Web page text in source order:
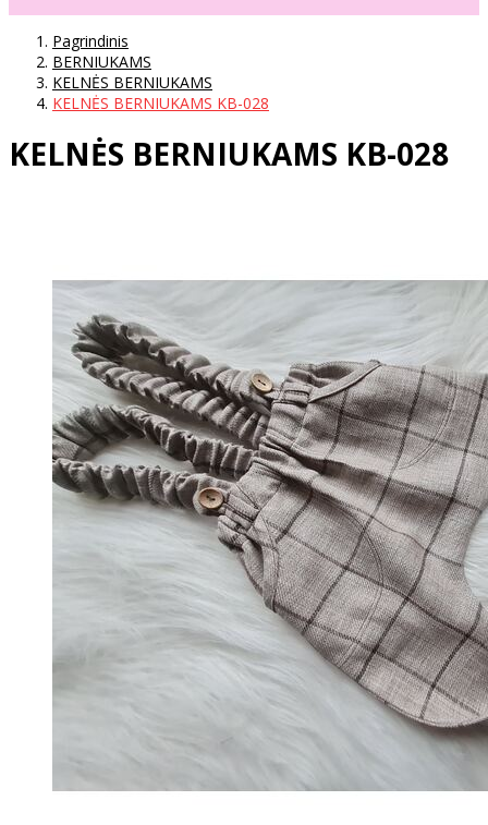
Pagrindinis
BERNIUKAMS
KELNĖS BERNIUKAMS
KELNĖS BERNIUKAMS KB-028
KELNĖS BERNIUKAMS KB-028